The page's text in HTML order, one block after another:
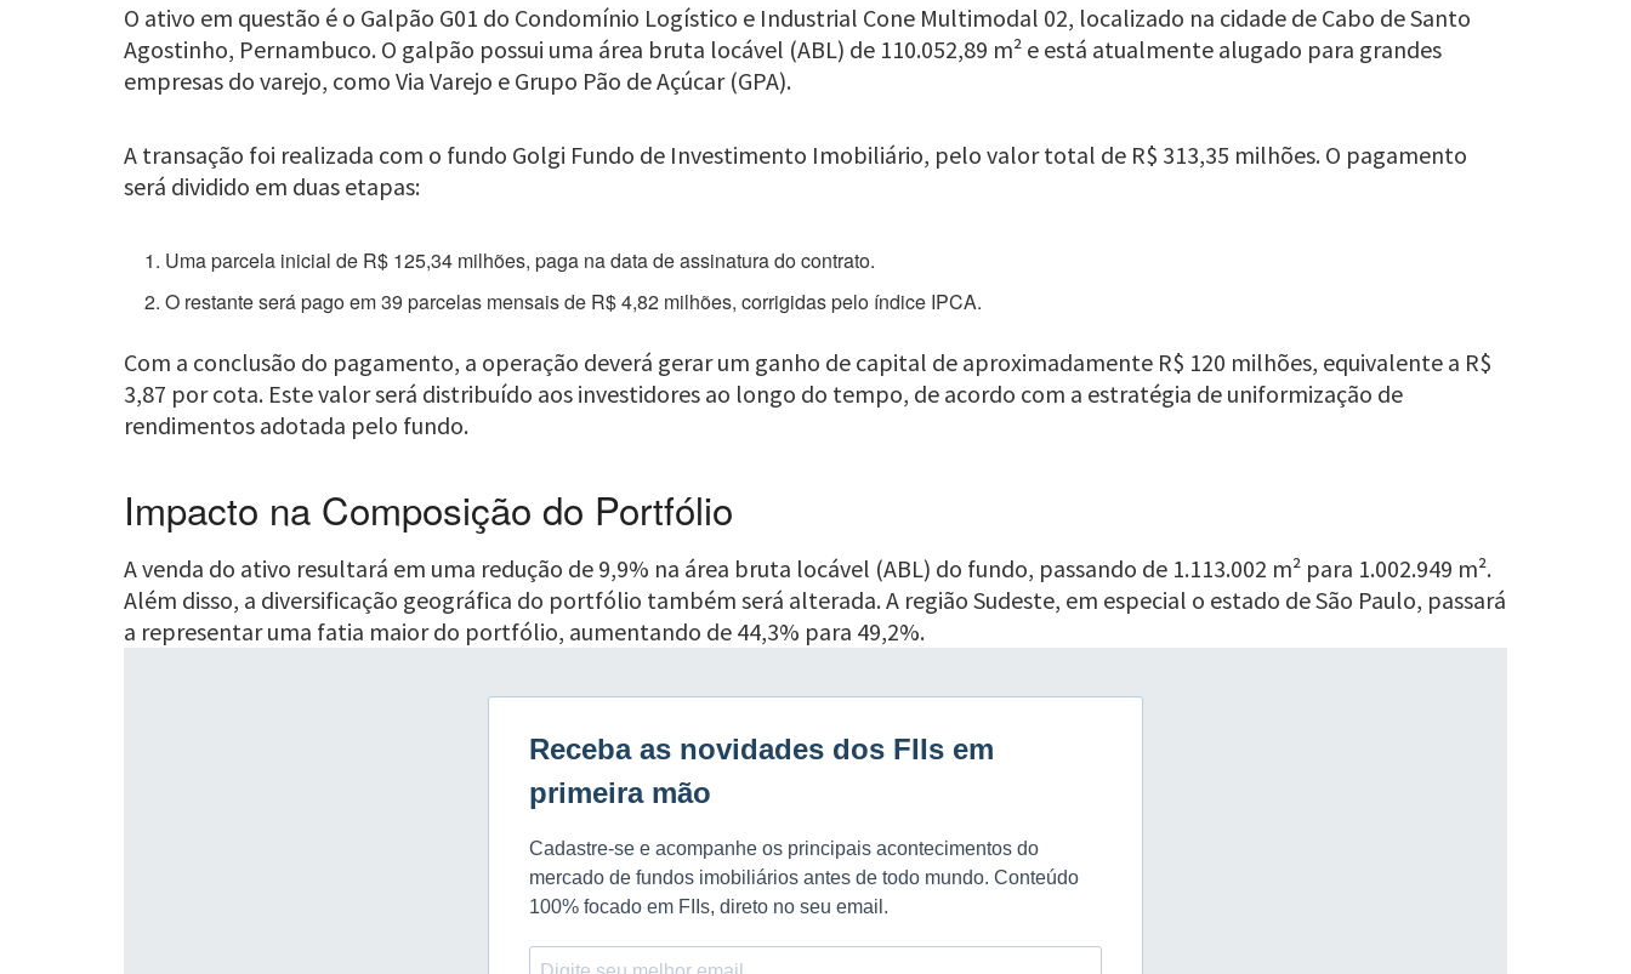
O ativo em questão é o Galpão G01 do Condomínio Logístico e Industrial Cone Multimodal 02, localizado na cidade de Cabo de Santo
Agostinho, Pernambuco. O galpão possui uma área bruta locável (ABL) de 110.052,89 m² e está atualmente alugado para grandes
empresas do varejo, como Via Varejo e Grupo Pão de Açúcar (GPA).
A transação foi realizada com o fundo Golgi Fundo de Investimento Imobiliário, pelo valor total de R$ 313,35 milhões. O pagamento
será dividido em duas etapas:
Uma parcela inicial de R$ 125,34 milhões, paga na data de assinatura do contrato.
O restante será pago em 39 parcelas mensais de R$ 4,82 milhões, corrigidas pelo índice IPCA.
Com a conclusão do pagamento, a operação deverá gerar um ganho de capital de aproximadamente R$ 120 milhões, equivalente a R$
3,87 por cota. Este valor será distribuído aos investidores ao longo do tempo, de acordo com a estratégia de uniformização de
rendimentos adotada pelo fundo.
Impacto na Composição do Portfólio
A venda do ativo resultará em uma redução de 9,9% na área bruta locável (ABL) do fundo, passando de 1.113.002 m² para 1.002.949 m².
Além disso, a diversificação geográfica do portfólio também será alterada. A região Sudeste, em especial o estado de São Paulo, passará
a representar uma fatia maior do portfólio, aumentando de 44,3% para 49,2%.